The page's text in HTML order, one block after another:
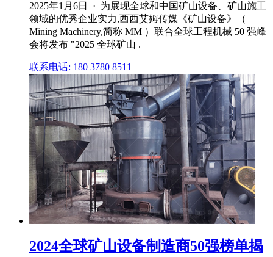
2025年1月6日 · 为展现全球和中国矿山设备、矿山施工
领域的优秀企业实力,西西艾姆传媒《矿山设备》（
Mining Machinery,简称 MM ）联合全球工程机械 50 强峰
会将发布 "2025 全球矿山 .
联系电话: 180 3780 8511
2024全球矿山设备制造商50强榜单揭